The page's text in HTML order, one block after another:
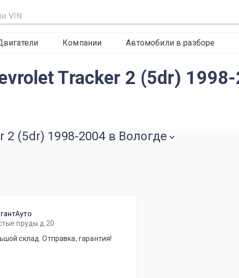
Компании Автомобили в разборе
Tracker 2 (5dr)
2 (5dr) 1998-2004 в Вологде
пруды д.20
склад. Отправка, гарантия!